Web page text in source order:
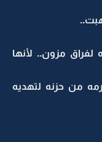
مزون.. لأنها
من حزنه لتهديه